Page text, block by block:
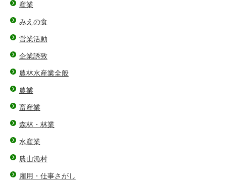
産業
みえの食
営業活動
企業誘致
農林水産業全般
農業
畜産業
森林・林業
水産業
農山漁村
雇用・仕事さがし